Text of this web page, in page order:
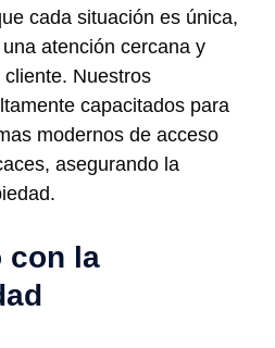
cada situación es única,
atención cercana y
Nuestros
capacitados para
modernos de acceso
asegurando la
con la